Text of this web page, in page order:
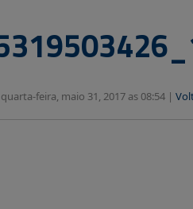
feira, maio 31, 2017 as 08:54 |